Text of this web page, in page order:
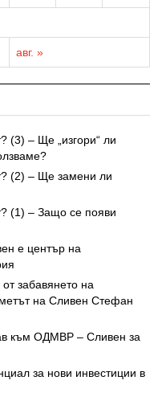
авг. »
(3) – Ще „изгори“ ли
(2) – Ще замени ли
(1) – Защо се появи
е център на
забавянето на
на Сливен Стефан
към ОДМВР – Сливен за
за нови инвестиции в